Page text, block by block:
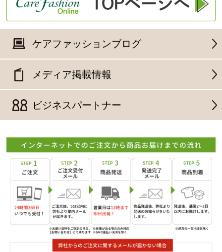
ケアファッションブログ
メディア掲載情報
ビジネスパートナー